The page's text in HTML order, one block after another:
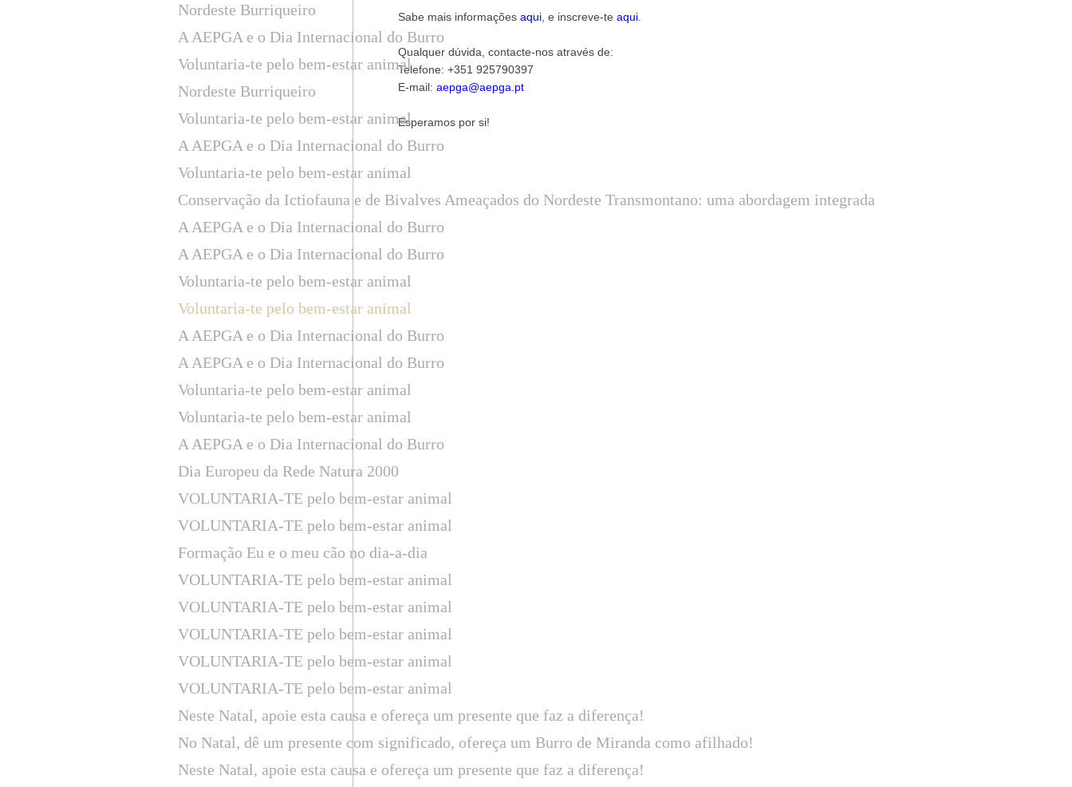
Sabe mais informações aqui , e inscreve-te aqui
Qualquer dúvida, contacte-nos através de:
Telefone: +351 925790397
E-mail: aepga@aepga.pt
Esperamos por si!
Nordeste Burriqueiro
A AEPGA e o Dia Internacional do Burro
Voluntaria-te pelo bem-estar animal
Nordeste Burriqueiro
Voluntaria-te pelo bem-estar animal
A AEPGA e o Dia Internacional do Burro
Voluntaria-te pelo bem-estar animal
Conservação da Ictiofauna e de Bivalves Ameaçados do Nordeste Transmontano: uma abordagem integrada
A AEPGA e o Dia Internacional do Burro
A AEPGA e o Dia Internacional do Burro
Voluntaria-te pelo bem-estar animal
Voluntaria-te pelo bem-estar animal
A AEPGA e o Dia Internacional do Burro
A AEPGA e o Dia Internacional do Burro
Voluntaria-te pelo bem-estar animal
Voluntaria-te pelo bem-estar animal
A AEPGA e o Dia Internacional do Burro
Dia Europeu da Rede Natura 2000
VOLUNTARIA-TE pelo bem-estar animal
VOLUNTARIA-TE pelo bem-estar animal
Formação Eu e o meu cão no dia-a-dia
VOLUNTARIA-TE pelo bem-estar animal
VOLUNTARIA-TE pelo bem-estar animal
VOLUNTARIA-TE pelo bem-estar animal
VOLUNTARIA-TE pelo bem-estar animal
VOLUNTARIA-TE pelo bem-estar animal
Neste Natal, apoie esta causa e ofereça um presente que faz a diferença!
No Natal, dê um presente com significado, ofereça um Burro de Miranda como afilhado!
Neste Natal, apoie esta causa e ofereça um presente que faz a diferença!